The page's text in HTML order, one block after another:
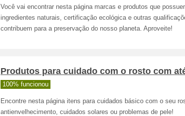
Você vai encontrar nesta página marcas e produtos que
ingredientes naturais, certificação ecológica e outras
contribuem para a preservação do nosso planeta. Aproveite!
Produtos para cuidado com o rosto com
100% funcionou
Encontre nesta página itens para cuidados básico com o seu
antienvelhecimento, cuidados solares ou problemas de pele!